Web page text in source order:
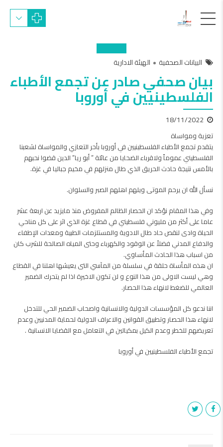
البيانات الصحفية الهيئة الادارية
بیان صحفي صادر عن تجمع الأطباء
الفلسطينيين في أوروبا
18/11/2022
تعزية ومواساة
يتقدم تجمع الأطباء الفلسطينيين في أوروبا بأحر التعازي والمواساة لشعبنا
الفلسطيني عموماً ولاقرباء الضحايا من عائلة ” أبو ريا” الدين قضوا نحبهم
بالأمس نتيجة حادث الحريق الذي طال منزلهم في مخيم جباليا في غزة.
نسأل الله ان يرحم الموتى ويلهم اهلهم الصبر والسلوان.
وفي هذا المقام نؤكد ان الحصار الظالم المفروض منذ مايزيد عن اربعة عشر
عاما على أكثر من مليوني فلسطيني في قطاع غزة الذي اثر على كل مناحي
الحياة وادى لنقص حاد طال الادوية والمستلزمات الطبية ومعدات الإطفاء
والدفاع المدني فضلاً عن الوقود والكهرباء وحتى المياه الصالحة للشرب كان
من اسباب هذا الحادث المأساوي.
ان هذه المأساة حلقة في سلسلة من المآسي التى يعيشها اهلنا في القطاع
وهي ليست الاولى من هذا النوع و لن تكون الاخيرة اذا لم يتحرك الضمير
العالمي للضغط لانهاء هذا الحصار.
اننا ندعو كل المؤسسات الدولية والانسانية واصحاب الضمير الحي للتدخل
لانهاء هذا الحصار وتطبيق القوانين والاعراف الدولية لحماية المدنيين وعدم
تعريضهم للخطر وعدم الكيل بمكيالين في التعامل مع القضايا الانسانية .
تجمع الأطباء الفلسطينيين في أوروبا